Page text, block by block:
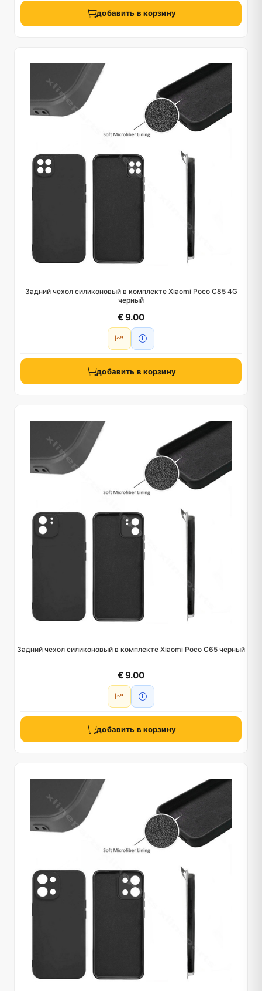
добавить в корзину
Задний чехол силиконовый в комплекте Xiaomi Poco C85 4G
черный
€ 9.00
добавить в корзину
Задний чехол силиконовый в комплекте Xiaomi Poco C65 черный
€ 9.00
добавить в корзину